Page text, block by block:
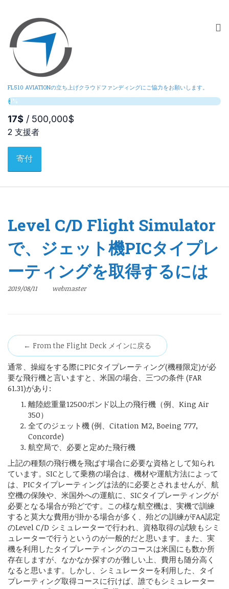
FL510 AVIATIONの立ち上げクラウドファンディングにご協力をお願いします。
寄付
Level C/D Flight Simulator
で、ジェット機PICタイプレ
ーティングを取得するには
2019/08/11 webmaster
← From the Flight Deck メインに戻る
通常、操縦をする際にPICタイプレーティング(機種限定)が必
要な飛行機と言いますと、米国の場合、三つの条件 (FAR
61.31)があり:
離陸総重量12500ポンド以上の飛行機（例、King Air
350）
全てのジェット機 (例、Citation M2, Boeing 777,
Concorde)
航空局で、必要と定めた飛行機
上記の種類の飛行機を飛ばす場合に必要な資格として知られ
ています。SICとして乗務の場合は、機材や運航方法によって
は、PICタイプレーティングは法的に必要とされませんが、航
空機の保険や、米国外への運航に、SICタイプレーティングが
必要となる場合が殆どです。この様な航空機は、実機で訓練
すると莫大な費用が掛かる場合が多く、殆どの訓練がFAA認定
のLevel C/D シミュレーターで行われ、資格取得の試験もシミ
ュレーターで行うというのが一般的だと思います。また、実
機を利用したタイプレーティングのコースは米国にも数か所
存在しますが、なかなか探すのが難しい上、費用も随分高く
なると思います。しかし、シミュレーターを利用した、タイ
プレーティング取得コースに行けば、誰でもシミュレーター